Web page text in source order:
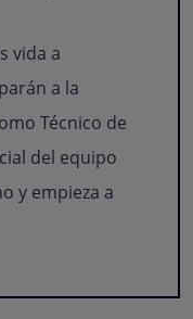
vida a
a la
Técnico de
del equipo
y empieza a